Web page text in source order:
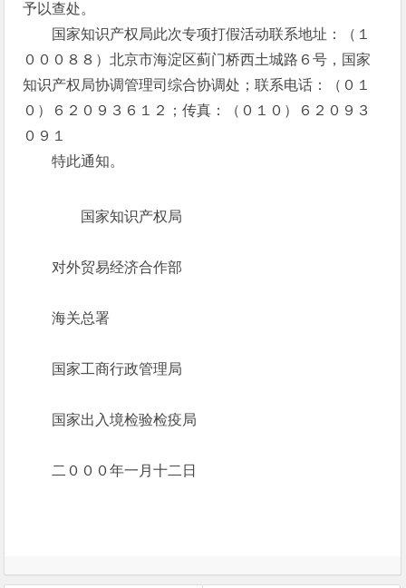
予以查处。
国家知识产权局此次专项打假活动联系地址：（１
０００８８）北京市海淀区蓟门桥西土城路６号，国家
知识产权局协调管理司综合协调处；联系电话：（０１
０）６２０９３６１２；传真：（０１０）６２０９３
０９１
特此通知。
国家知识产权局
对外贸易经济合作部
海关总署
国家工商行政管理局
国家出入境检验检疫局
二０００年一月十二日